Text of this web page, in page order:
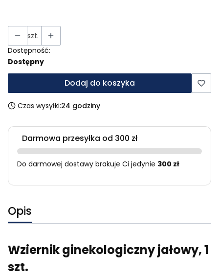
szt.
Dostępność:
Dostępny
Dodaj do koszyka
Czas wysyłki:24 godziny
Darmowa przesyłka od 300 zł
Do darmowej dostawy brakuje Ci jedynie 300 zł
Opis
Wziernik ginekologiczny jałowy, 1
szt.